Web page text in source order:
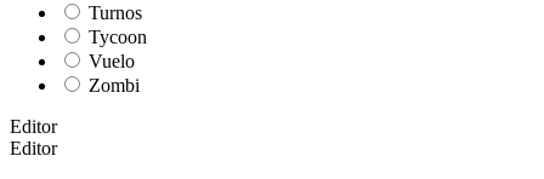
Turnos
Tycoon
Vuelo
Zombi
Editor
Editor